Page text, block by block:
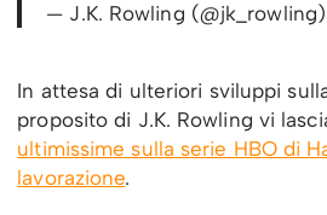
— J.K. Rowling (@jk_rowling)
In attesa di ulteriori sviluppi
proposito di J.K. Rowling vi
ultimissime sulla serie HBO di
lavorazione.